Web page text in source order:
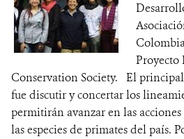
Proyecto
Conservation Society. El
fue discutir y concertar los
permitirán avanzar en las
las especies de primates del país.